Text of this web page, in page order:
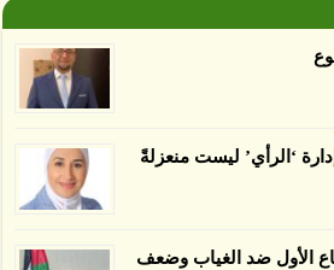
حسب دراسة كشفت
الزيت يمكن ألا
صديقة للبيئة 38 في المئة من زراعتها منذ عام 2007،
‘الرأي’ ليست منعزلةً
الأول ضد الغياب وضعف